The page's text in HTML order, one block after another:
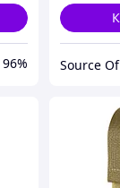
96%